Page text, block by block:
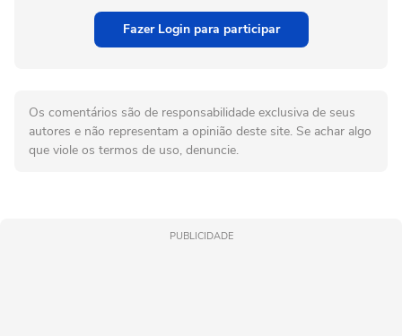
Fazer Login para participar
Os comentários são de responsabilidade exclusiva de seus
autores e não representam a opinião deste site. Se achar algo
que viole os termos de uso, denuncie.
PUBLICIDADE